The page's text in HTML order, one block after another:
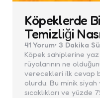
Köpeklerde
Temizliği
41 Yorum 3 Dakika
Köpek sahiplerine
rüyalarının ne
verecekleri ilk cevap
olurdu. Bu minik
sıcaklıkları ve yüzde